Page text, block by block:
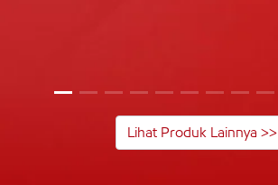
Lihat Produk Lainnya >>